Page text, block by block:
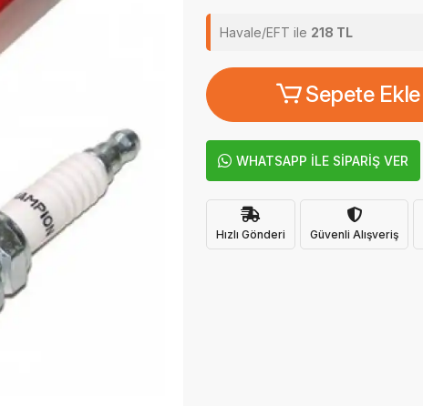
Havale/EFT ile 218 TL
Sepete Ekle
WHATSAPP İLE SİPARİŞ VER
Hızlı Gönderi Güvenli Alışveriş